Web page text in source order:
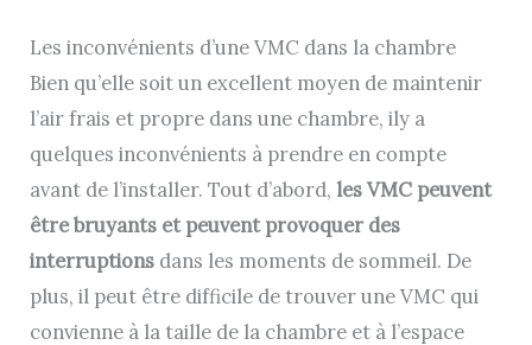
Les inconvénients d’une VMC dans la chambre
Bien qu’elle soit un excellent moyen de maintenir
l’air frais et propre dans une chambre, ily a
quelques inconvénients à prendre en compte
avant de l’installer. Tout d’abord, les VMC peuvent
être bruyants et peuvent provoquer des
interruptions dans les moments de sommeil. De
plus, il peut être difficile de trouver une VMC qui
convienne à la taille de la chambre et à l’espace